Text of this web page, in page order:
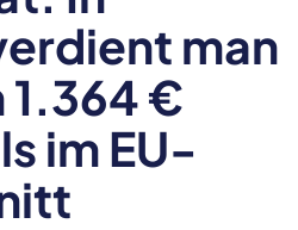
man
€
im EU-